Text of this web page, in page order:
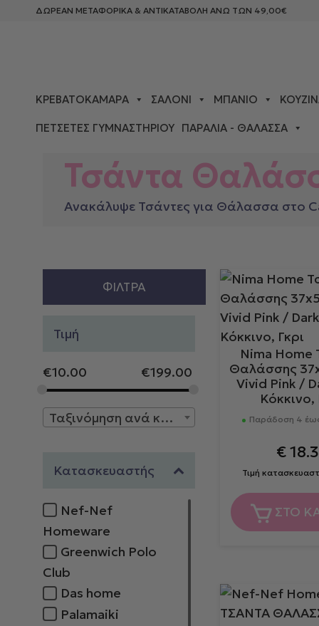
ΔΩΡΕΑΝ ΜΕΤΑΦΟΡΙΚΑ & ΑΝΤΙΚΑΤΑΒΟΛΗ ΑΝΩ ΤΩΝ 49,00€
ΚΡΕΒΑΤΟΚΆΜΑΡΑ ΣΑΛΌΝΙ ΜΠΆΝΙΟ
ΠΕΤΣΈΤΕΣ ΓΥΜΝΑΣΤΗΡΊΟΥ ΠΑΡΑΛΊΑ - ΘΆΛΑΣΣΑ
Τσάντα
Ανακάλυψε Τσάντες για Θάλασσα στο
ΦΊΛΤΡΑ
Τιμή
€10.00 €199.00
Ταξινόμηση ανά κατασκευαστή
Κατασκευαστής
Nef-Nef
Homeware
Greenwich Polo
Club
Das home
Palamaiki
Nima Home
Θαλάσσης
Vivid Pink /
Κόκκινο,
Παράδοση 4
€
Τιμή
ΣΤΟ